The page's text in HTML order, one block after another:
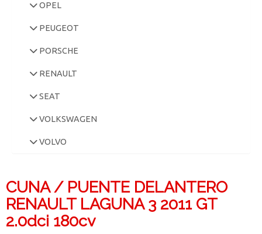
OPEL
PEUGEOT
PORSCHE
RENAULT
SEAT
VOLKSWAGEN
VOLVO
CUNA / PUENTE DELANTERO
RENAULT LAGUNA 3 2011 GT
2.0dci 180cv